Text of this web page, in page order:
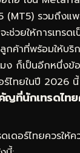
(MT5) รวมถึงแ
ะช่วยให้การเทรด
ค้าที่พร้อมให้บริ
ง ก็เป็นอีกหนึ่งข้
ร์ไทยในปี 2026 นี้
ที่นักเทรดไทย
เดอร์ไทยควรใ